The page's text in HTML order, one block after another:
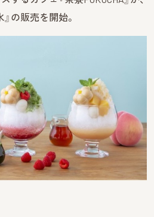
の販売を開始。